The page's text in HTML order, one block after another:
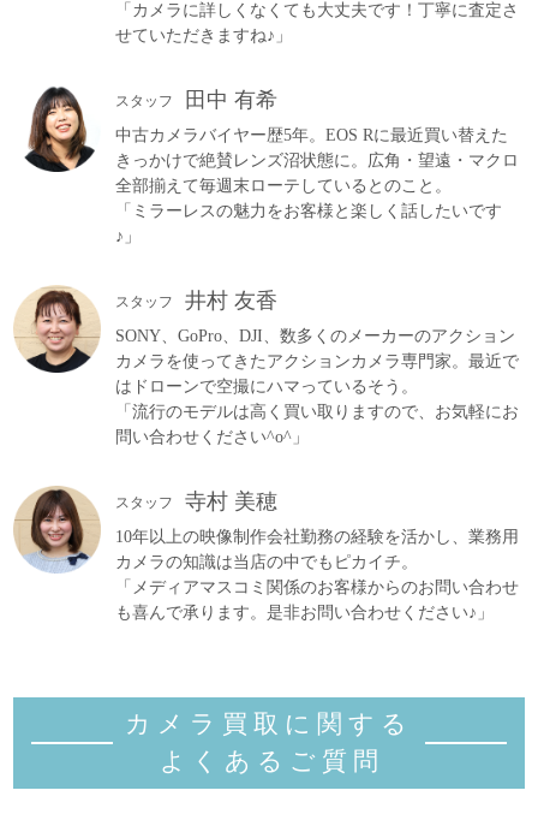
「カメラに詳しくなくても大丈夫です！丁寧に査定さ
せていただきますね♪」
スタッフ 田中 有希
中古カメラバイヤー歴5年。EOS Rに最近買い替えた
きっかけで絶賛レンズ沼状態に。広角・望遠・マクロ
全部揃えて毎週末ローテしているとのこと。
「ミラーレスの魅力をお客様と楽しく話したいです
♪」
スタッフ 井村 友香
SONY、GoPro、DJI、数多くのメーカーのアクション
カメラを使ってきたアクションカメラ専門家。最近で
はドローンで空撮にハマっているそう。
「流行のモデルは高く買い取りますので、お気軽にお
問い合わせください^o^」
スタッフ 寺村 美穂
10年以上の映像制作会社勤務の経験を活かし、業務用
カメラの知識は当店の中でもピカイチ。
「メディアマスコミ関係のお客様からのお問い合わせ
も喜んで承ります。是非お問い合わせください♪」
カメラ買取に関する
よくあるご質 問